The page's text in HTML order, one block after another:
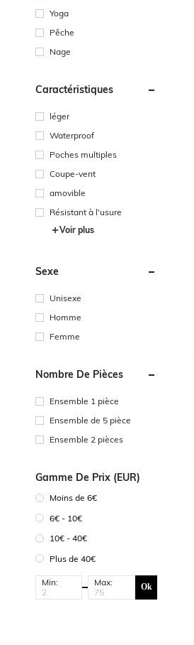
Yoga
Pêche
Nage
Caractéristiques
léger
Waterproof
Poches multiples
Coupe-vent
amovible
Résistant à l'usure
Voir plus
Sexe
Unisexe
Homme
Femme
Nombre De Pièces
Ensemble 1 pièce
Ensemble de 5 pièce
Ensemble 2 pièces
Gamme De Prix (EUR)
Moins de 6€
6€ - 10€
10€ - 40€
Plus de 40€
Min: Max: Ok